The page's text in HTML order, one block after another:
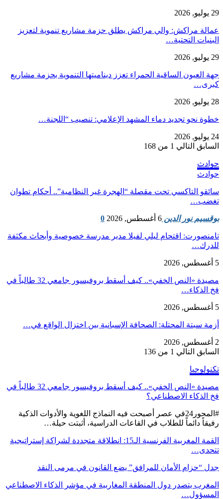
29 يوليو, 2026
عمالة مراكش: والي مراكش يطلق حزمة مشاريع تنموية لتعزيز
البنيات التحتية…
29 يوليو, 2026
جهة العيون الساقية الحمراء تعزز ديناميتها التنموية بحزمة مشاريع
كبرى…
28 يوليو, 2026
​خطوة نحو تجديد دماء المشهد الإعلامي: تنصيب “اللجنة…
24 يوليو, 2026
السابق التالي 1 من 168
حوادث
حوادث
سائقو التاكسي تحت مقصلة “الهجرة غير النظامية”.. أحكام تطوان
تغضب…
بوقسيم نور الدين 6 أغسطس, 2026 0
تامنصورت: اقتحام ليلي لفيلا مدير مدرسة خصوصية وأبحاث مكثفة
للدرك…
5 أغسطس, 2026
مصيدة «النص الخفي».. كيف أسقط بروفيسور جامعي 32 طالباً في
فخ الذكاء…
5 أغسطس, 2026
أزمة سبتة المحتلة: الصحافة الإسبانية بين اختزال الواقع في…
2 أغسطس, 2026
السابق التالي 1 من 136
تكنولوجيا
مصيدة «النص الخفي».. كيف أسقط بروفيسور جامعي 32 طالباً في
فخ الذكاء الاصطناعي؟
#المحور24 ​في عصر أصبحت فيه النماذج اللغوية والأدوات الذكية
رفيقاً دائماً للطلاب في القاعات الدراسية، أثبتت حيلة…
القمة المغربية الفرنسية الـ15: انطلاقة متجددة لشراكة إستراتيجية
تتحدى…
جدل “حزام الأمان للمرافق” يضع القانون في مرمى النقد
المغرب يتصدر دول المنطقة المغاربية في مؤشر الذكاء الاصطناعي
المسؤول…